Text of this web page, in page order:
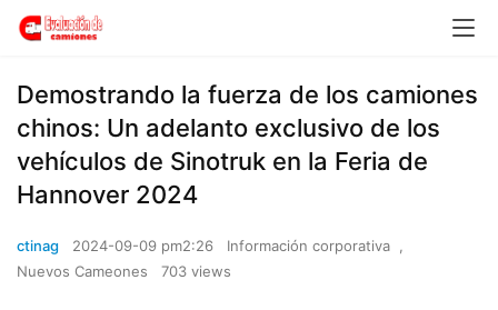
Demostrando la fuerza de los camiones
chinos: Un adelanto exclusivo de los
vehículos de Sinotruk en la Feria de
Hannover 2024
ctinag 2024-09-09 pm2:26 Información corporativa
,
Nuevos Cameones
703 views